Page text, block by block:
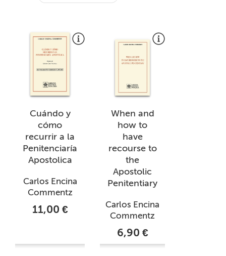
Cuándo y
cómo
recurrir a la
Penitenciaría
Apostolica
Carlos Encina
Commentz
11,00 €
When and
how to
have
recourse to
the
Apostolic
Penitentiary
Carlos Encina
Commentz
6,90 €